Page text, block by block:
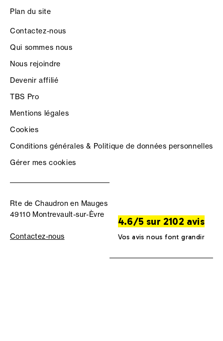
Plan du site
Contactez-nous
Qui sommes nous
Nous rejoindre
Devenir affilié
TBS Pro
Mentions légales
Cookies
Conditions générales & Politique de données personnelles
Gérer mes cookies
Rte de Chaudron en Mauges
49110 Montrevault-sur-Èvre
Contactez-nous
4.6/5 sur 2102 avis
Vos avis nous font grandir